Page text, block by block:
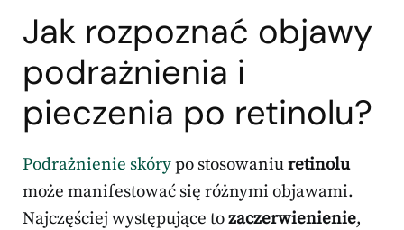
Jak rozpoznać objawy
podrażnienia i
pieczenia po retinolu?
Podrażnienie skórypo stosowaniuretinolu
może manifestować się różnymi objawami.
Najczęściej występujące tozaczerwienienie,